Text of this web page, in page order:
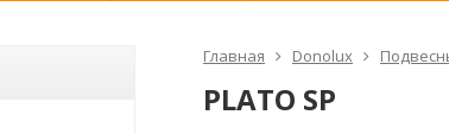
Главная Donolux
PLATO SP